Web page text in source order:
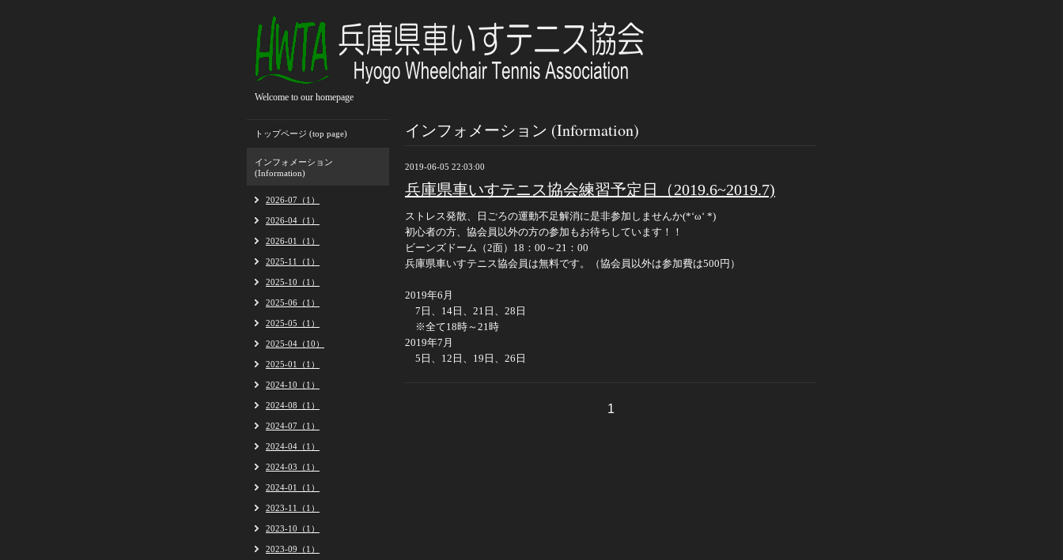
Welcome to our homepage
インフォメーション (Information)
2019-06-05 22:03:00
兵庫県車いすテニス協会練習予定日（2019.6~2019.7)
ストレス発散、日ごろの運動不足解消に是非参加しませんか(*‘ω‘ *)
初心者の方、協会員以外の方の参加もお待ちしています！！
ビーンズドーム（2面）18：00～21：00
兵庫県車いすテニス協会員は無料です。（協会員以外は参加費は500円）
2019年6月
7日、14日、21日、28日
※全て18時～21時
2019年7月
5日、12日、19日、26日
1
トップページ (top page)
インフォメーション
(Information)
2026-07（1）
2026-04（1）
2026-01（1）
2025-11（1）
2025-10（1）
2025-06（1）
2025-05（1）
2025-04（10）
2025-01（1）
2024-10（1）
2024-08（1）
2024-07（1）
2024-04（1）
2024-03（1）
2024-01（1）
2023-11（1）
2023-10（1）
2023-09（1）